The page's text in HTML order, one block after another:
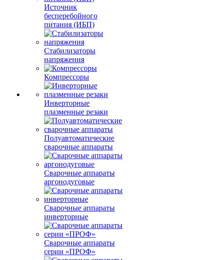
Источник
бесперебойного
питания (ИБП)
Стабилизаторы
напряжения
Компрессоры
Инверторные
плазменные резаки
Полуавтоматические
сварочные аппараты
Сварочные аппараты
аргонодуговые
Сварочные аппараты
инверторные
Сварочные аппараты
серии «ПРОФ»